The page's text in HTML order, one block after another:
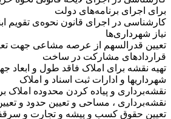
برای اجرای برنامه‌های دولت
کارشناسی در اجرای قانون نحوه‌ی تقویم
نیاز شهرداری‌ها
تعیین قدرالسهم از عرصه مشاعی جهت
قراردادهای مشارکت در ساخت
تهیه نقشه برای املاک فاقد طول و ابعاد
شهرداریها و ادارات ثبت اسناد و املاک
نقشه‌برداری و پیاده کردن محدوده املاک
نقشه‌برداری ، مساحی و تعیین حدود و
تعیین حقوق کسب و پیشه و تجارت و